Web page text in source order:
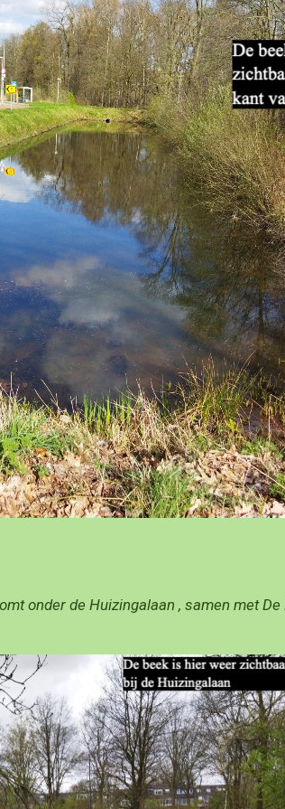
onder de Huizingalaan , samen met